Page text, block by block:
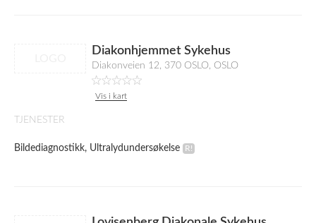
Diakonhjemmet Sykehus
Diakonveien 12, 370 OSLO, OSLO
Vis i kart
TJENESTER
Bildediagnostikk, Ultralydundersøkelse